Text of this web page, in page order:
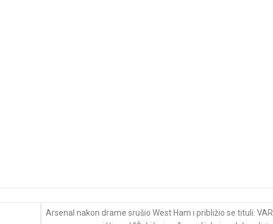
Arsenal nakon drame srušio West Ham i približio se tituli: VAR